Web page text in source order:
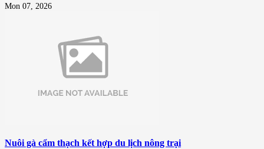
Mon 07, 2026
Nuôi gà cẩm thạch kết hợp du lịch nông trại